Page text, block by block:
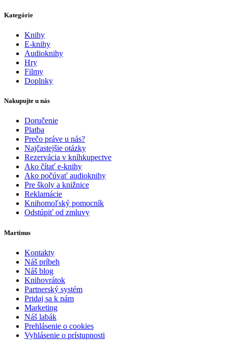
Kategórie
Knihy
E-knihy
Audioknihy
Hry
Filmy
Doplnky
Nakupujte u nás
Doručenie
Platba
Prečo práve u nás?
Najčastejšie otázky
Rezervácia v kníhkupectve
Ako čítať e-knihy
Ako počúvať audioknihy
Pre školy a knižnice
Reklamácie
Knihomoľský pomocník
Odstúpiť od zmluvy
Martinus
Kontakty
Náš príbeh
Náš blog
Knihovrátok
Partnerský systém
Pridaj sa k nám
Marketing
Náš labák
Prehlásenie o cookies
Vyhlásenie o prístupnosti